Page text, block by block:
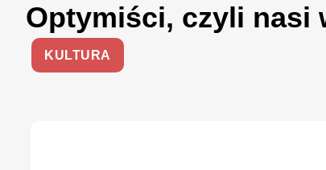
Optymiści, czyli nasi
KULTURA